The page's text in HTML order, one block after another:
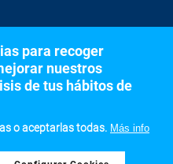
Empresariales
para recoger
nuestros
de tus hábitos de
o aceptarlas todas. Más info